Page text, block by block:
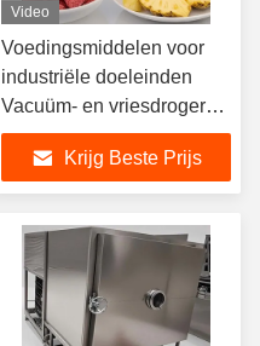
Video
Voedingsmiddelen voor
industriële doeleinden
Vacuüm- en vriesdrogers
Lyophilizer-
drogingsapparatuur
Krijg Beste Prijs